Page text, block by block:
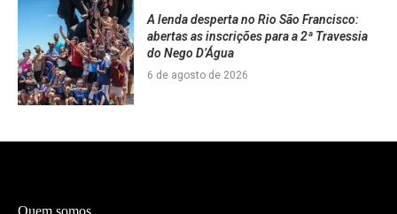
A lenda desperta no Rio São Francisco:
abertas as inscrições para a 2ª Travessia
do Nego D’Água
6 de agosto de 2026
Quem somos